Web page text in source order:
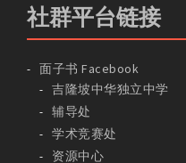
社群平台链接
面子书 Facebook
吉隆坡中华独立中学
辅导处
学术竞赛处
资源中心